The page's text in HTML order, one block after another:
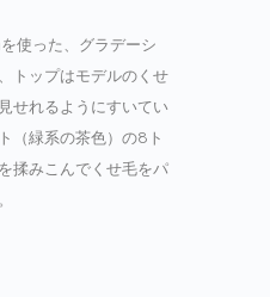
使った、グラデーシ
トップはモデルのくせ
せれるようにすいてい
（緑系の茶色）の8ト
揉みこんでくせ毛をパ